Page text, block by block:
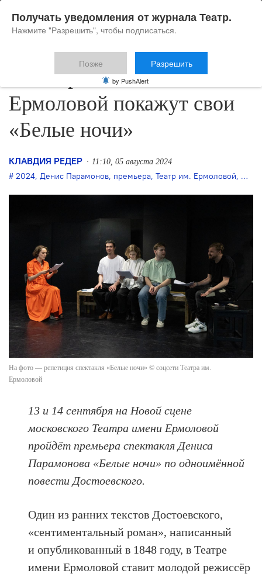
В Театре имени
Ермоловой покажут свои
«Белые ночи»
КЛАВДИЯ РЕДЕР 11:10, 05 августа 2024
2024, Денис Парамонов, премьера, Театр им. Ермоловой,
На фото — репетиция спектакля «Белые ночи» © соцсети Театра им.
Ермоловой
13 и 14 сентября на Новой сцене
московского Театра имени Ермоловой
пройдёт премьера спектакля Дениса
Парамонова «Белые ночи» по одноимённой
повести Достоевского.
Один из ранних текстов Достоевского,
«сентиментальный роман», написанный
и опубликованный в 1848 году, в Театре
имени Ермоловой ставит молодой режиссёр
Получать уведомления от журнала Театр.
Нажмите "Разрешить", чтобы подписаться.
Позже Разрешить
by PushAlert